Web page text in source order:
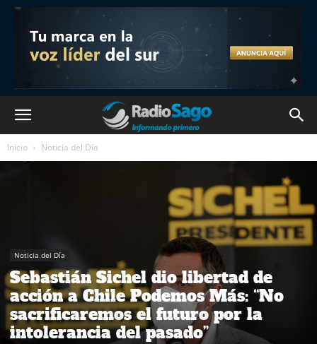
Inicio Noticia del Día
Noticia del Día
Sebastián Sichel dio libertad de
acción a Chile Podemos Más: “No
sacrificaremos el futuro por la
intolerancia del pasado”